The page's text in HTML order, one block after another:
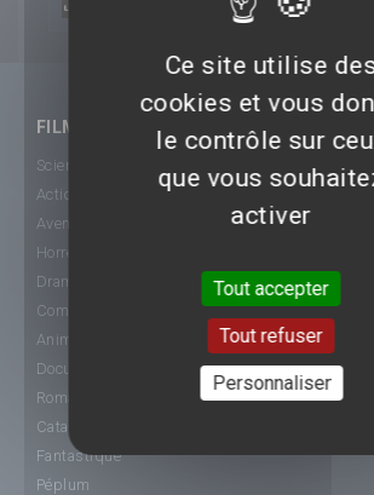
FILMS
Science-Fiction
Action
Aventure
Horreur
Drame
Comédie
Animation
Documentaire
Romance
Catastrophe
Fantastique
Péplum
Ce site utilise
cookies et vous
le contrôle sur
que vous
activer
Tout accepter
Tout refuser
Personnaliser